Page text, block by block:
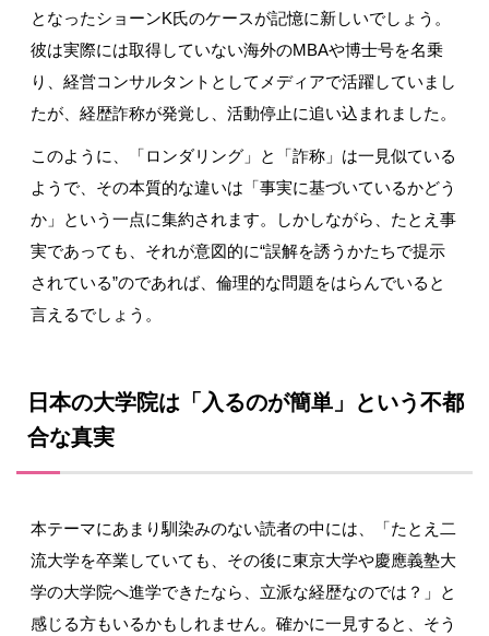
となったショーンK氏のケースが記憶に新しいでしょう。
彼は実際には取得していない海外のMBAや博士号を名乗
り、経営コンサルタントとしてメディアで活躍していまし
たが、経歴詐称が発覚し、活動停止に追い込まれました。
このように、「ロンダリング」と「詐称」は一見似ている
ようで、その本質的な違いは「事実に基づいているかどう
か」という一点に集約されます。しかしながら、たとえ事
実であっても、それが意図的に“誤解を誘うかたちで提示
されている”のであれば、倫理的な問題をはらんでいると
言えるでしょう。
日本の大学院は「入るのが簡単」という不都
合な真実
本テーマにあまり馴染みのない読者の中には、「たとえ二
流大学を卒業していても、その後に東京大学や慶應義塾大
学の大学院へ進学できたなら、立派な経歴なのでは？」と
感じる方もいるかもしれません。確かに一見すると、そう